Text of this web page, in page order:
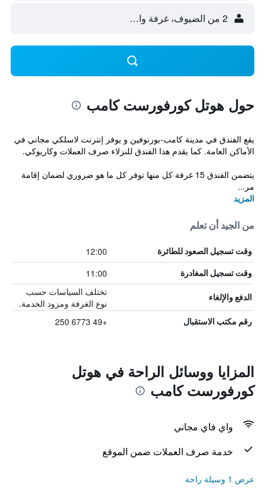
2 من الضيوف، غرفة واحدة
حول هوتل كورفورست كامب
يقع الفندق في مدينة كامب-بورنوفين و يوفر إنترنت لاسلكي مجاني في
الأماكن العامة. كما يقدم هذا الفندق للنزلاء صرف العملات وكاريوكي.
يتضمن الفندق 15 غرفة كل منها توفر كل ما هو ضروري لضمان إقامة
مر...
المزيد
من الجيد أن تعلم
وقت تسجيل الصعود للطائرة 12:00
وقت تسجيل المغادرة 11:00
الدفع والإلغاء
تختلف السياسات حسب
نوع الغرفة ومزود الخدمة.
رقم مكتب الاستقبال +49 6773 250
المزايا ووسائل الراحة في هوتل
كورفورست كامب
واي فاي مجاني
خدمة صرف العملات ضمن الموقع
عرض 1 وسيلة راحة